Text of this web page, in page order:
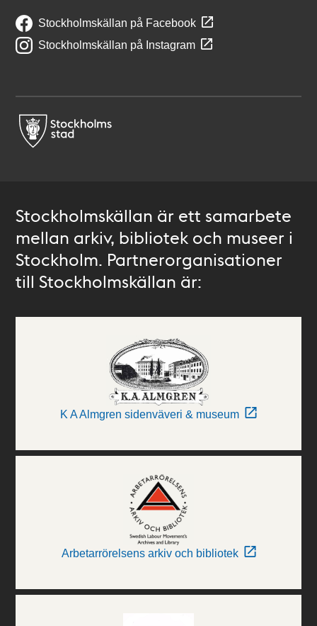
Stockholmskällan på Facebook
Stockholmskällan på Instagram
Stockholmskällan är ett samarbete
mellan arkiv, bibliotek och museer i
Stockholm. Partnerorganisationer
till Stockholmskällan är:
K A Almgren sidenväveri & museum
Arbetarrörelsens arkiv och bibliotek